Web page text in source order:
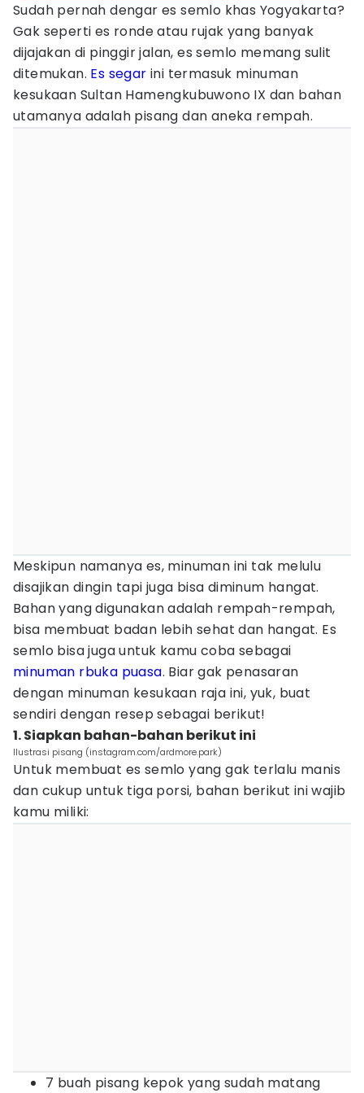
Sudah pernah dengar es semlo khas Yogyakarta?
Gak seperti es ronde atau rujak yang banyak
dijajakan di pinggir jalan, es semlo memang sulit
ditemukan. Es segar ini termasuk minuman
kesukaan Sultan Hamengkubuwono IX dan bahan
utamanya adalah pisang dan aneka rempah.
Meskipun namanya es, minuman ini tak melulu
disajikan dingin tapi juga bisa diminum hangat.
Bahan yang digunakan adalah rempah-rempah,
bisa membuat badan lebih sehat dan hangat. Es
semlo bisa juga untuk kamu coba sebagai
minuman rbuka puasa. Biar gak penasaran
dengan minuman kesukaan raja ini, yuk, buat
sendiri dengan resep sebagai berikut!
1. Siapkan bahan-bahan berikut ini
Ilustrasi pisang (instagram.com/ardmore.park)
Untuk membuat es semlo yang gak terlalu manis
dan cukup untuk tiga porsi, bahan berikut ini wajib
kamu miliki:
7 buah pisang kepok yang sudah matang